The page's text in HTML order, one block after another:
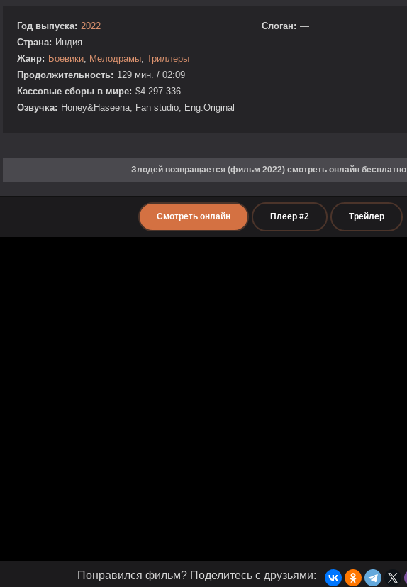
Год выпуска: 2022
Страна: Индия
Жанр: Боевики Мелодрамы Триллеры
Продолжительность: 129 мин. / 02:09
Кассовые сборы в мире: $4 297 336
Озвучка: Honey&Haseena, Fan studio, Eng.Original
Слоган: —
Злодей возвращается (фильм 2022) смотреть онлайн бесплатно
Смотреть онлайн Плеер #2 Трейлер
Понравился фильм? Поделитесь с друзьями: